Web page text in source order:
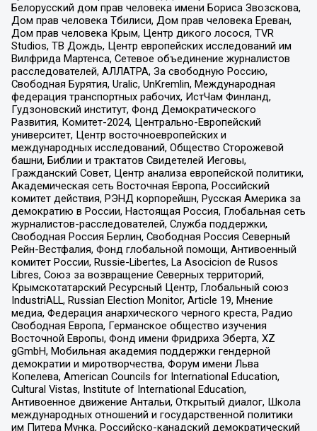
Белорусский дом прав человека имени Бориса Звозскова,
Дом прав человека Тбилиси, Дом прав человека Ереван,
Дом прав человека Крым, Центр дикого лосося, TVR
Studios, ТВ Дождь, Центр европейских исследований им
Вилфрида Мартенса, Сетевое объединение журналистов
расследователей, АЛЛАТРА, За свободную Россию,
Свободная Бурятия, Uralic, UnKremlin, Международная
федерация транспортных рабочих, ИстЧам Финланд,
Гудзоновский институт, Фонд Демократического
Развития, Комитет-2024, Центрально-Европейский
университет, Центр восточноевропейских и
международных исследований, Общество Сторожевой
башни, Библии и трактатов Свидетелей Иеговы,
Гражданский Совет, Центр анализа европейской политики,
Академическая сеть Восточная Европа, Российский
комитет действия, РЭНД корпорейшн, Русская Америка за
демократию в России, Настоящая Россия, Глобальная сеть
журналистов-расследователей, Служба поддержки,
Свободная Россия Берлин, Свободная Россия Северный
Рейн-Вестфалия, Фонд глобальной помощи, Антивоенный
комитет России, Russie-Libertes, La Asocicion de Rusos
Libres, Союз за возвращение Северных территорий,
Крымскотатарский Ресурсный Центр, Глобальный союз
IndustriALL, Russian Election Monitor, Article 19, Мнение
медиа, Федерация анархического черного креста, Радио
Свободная Европа, Германское общество изучения
Восточной Европы, Фонд имени Фридриха Эберта, XZ
gGmbH, Мобильная академия поддержки гендерной
демократии и миротворчества, Форум имени Льва
Копелева, American Councils for International Education,
Cultural Vistas, Institute of International Education,
Антивоенное движение Антальи, Открытый диалог, Школа
международных отношений и государственной политики
им Питера Мунка, Российско-канадский демократический